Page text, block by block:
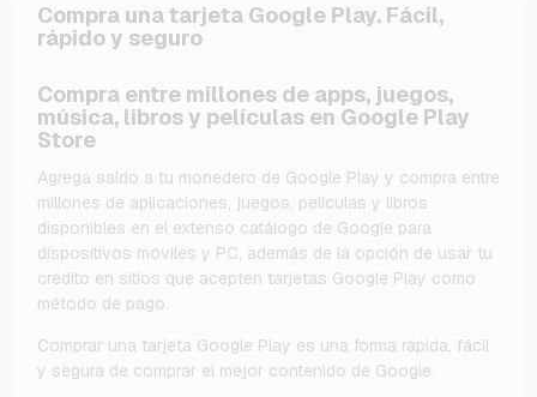
Compra una tarjeta Google Play. Fácil,
rápido y seguro
Compra entre millones de apps, juegos,
música, libros y películas en Google Play
Store
Agrega saldo a tu monedero de Google Play y compra entre
millones de aplicaciones, juegos, películas y libros
disponibles en el extenso catálogo de Google para
dispositivos móviles y PC, además de la opción de usar tu
crédito en sitios que acepten tarjetas Google Play como
método de pago.
Comprar una tarjeta Google Play es una forma rápida, fácil
y segura de comprar el mejor contenido de Google.